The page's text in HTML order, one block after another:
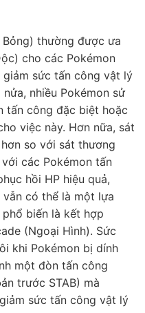
thường được ưa
cho các Pokémon
sức tấn công vật lý
nhiều Pokémon sử
tấn công đặc biệt hoặc
việc này. Hơn nữa, sát
so với sát thương
các Pokémon tấn
hồi HP hiệu quả,
có thể là một lựa
biến là kết hợp
(Ngoại Hình). Sức
khi Pokémon bị dính
một đòn tấn công
trước STAB) mà
sức tấn công vật lý